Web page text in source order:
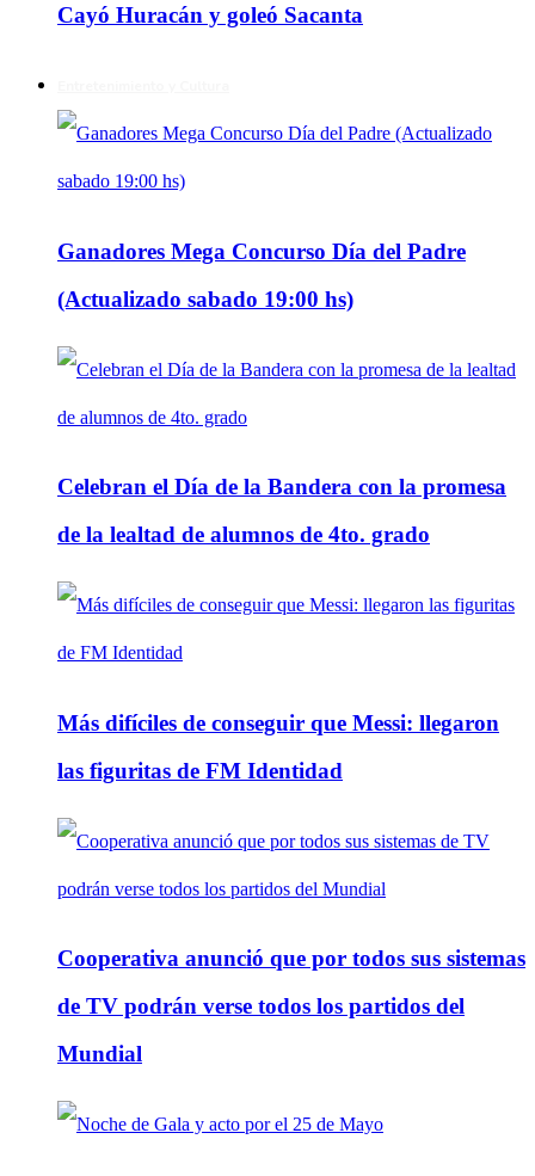
Cayó Huracán y goleó Sacanta
Ganadores Mega Concurso Día del Padre
(Actualizado sabado 19:00 hs)
Celebran el Día de la Bandera con la promesa
de la lealtad de alumnos de 4to. grado
Más difíciles de conseguir que Messi: llegaron
las figuritas de FM Identidad
Cooperativa anunció que por todos sus sistemas
de TV podrán verse todos los partidos del
Mundial